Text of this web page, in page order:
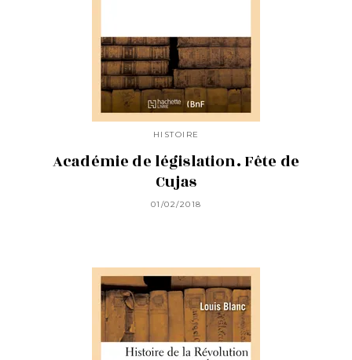
HISTOIRE
Académie de législation. Fête de
Cujas
01/02/2018